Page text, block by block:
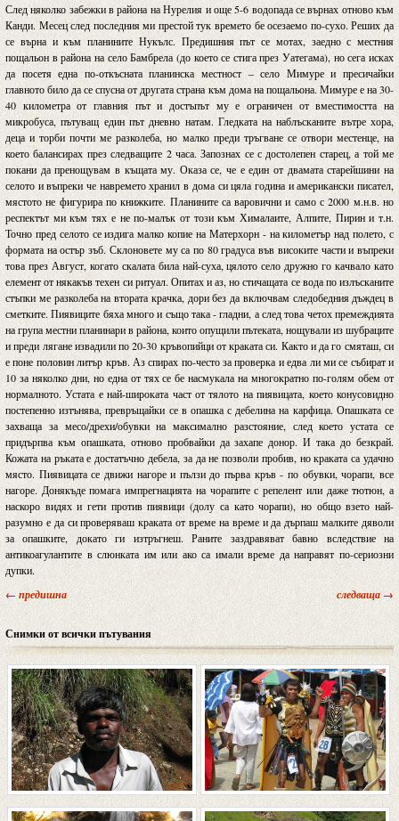
След няколко забежки в района на Нурелия и още 5-6 водопада се върнах отново към
Канди. Месец след последния ми престой тук времето бе осезаемо по-сухо. Реших да
се върна и към планините Нукълс. Предишния път се мотах, заедно с местния
пощальон в района на село Бамбрела (до което се стига през Уатегама), но сега исках
да посетя една по-откъсната планинска местност – село Мимуре и пресичайки
главното било да се спусна от другата страна към дома на пощальона. Мимуре е на 30-
40 километра от главния път и достъпът му е ограничен от вместимостта на
микробуса, пътуващ един път дневно натам. Гледката на наблъсканите вътре хора,
деца и торби почти ме разколеба, но малко преди тръгване се отвори местенце, на
което балансирах през следващите 2 часа. Запознах се с достолепен старец, а той ме
покани да пренощувам в къщата му. Оказа се, че е един от двамата старейшини на
селото и въпреки че навремето хранил в дома си цяла година и американски писател,
мястото не фигурира по книжките. Планините са варовични и само с 2000 м.н.в. но
респектът ми към тях е не по-малък от този към Хималаите, Алпите, Пирин и т.н.
Точно пред селото се издига малко копие на Матерхорн - на километър над полето, с
формата на остър зъб. Склоновете му са по 80 градуса във високите части и въпреки
това през Август, когато скалата била най-суха, цялото село дружно го качвало като
елемент от някакъв техен си ритуал. Опитах и аз, но стичащата се вода по излъсканите
стъпки ме разколеба на втората крачка, дори без да включвам следобедния дъждец в
сметките. Пиявиците бяха много и също така - гладни, а след това четох премеждията
на група местни планинари в района, които опущили пътеката, нощували из шубраците
и преди лягане извадили по 20-30 кръвопийци от краката си. Както и да го смяташ, си
е поне половин литър кръв. Аз спирах по-често за проверка и едва ли ми се събират и
10 за няколко дни, но една от тях се бе насмукала на многократно по-голям обем от
нормалното. Устата е най-широката част от тялото на пиявицата, което конусовидно
постепенно изтънява, превръщайки се в опашка с дебелина на карфица. Опашката се
захваща за месо/дрехи/обувки на максимално разстояние, след което устата се
придърпва към опашката, отново пробвайки да захапе донор. И така до безкрай.
Кожата на ръката е достатъчно дебела, за да не позволи пробив, но краката са удачно
място. Пиявицата се движи нагоре и пълзи до първа кръв - по обувки, чорапи, все
нагоре. Донякъде помага импрегнацията на чорапите с репелент или даже тютюн, а
наскоро видях и гети против пиявици (долу са като чорапи), но общо взето най-
разумно е да си проверяваш краката от време на време и да дърпаш малките дяволи
за опашките, докато ги изтръгнеш. Раните заздравяват бавно вследствие на
антикоагулантите в слюнката им или ако са имали време да направят по-сериозни
дупки.
← предишна следваща →
Снимки от всички пътувания